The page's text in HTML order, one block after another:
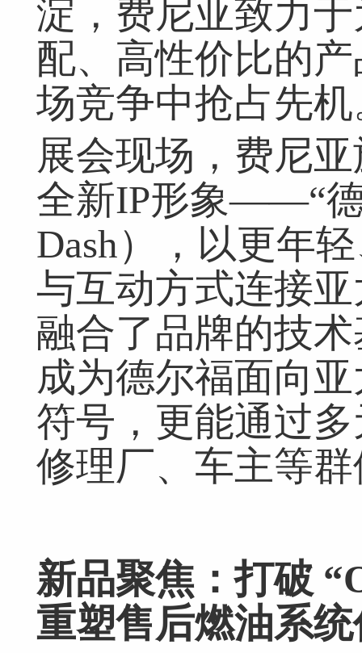
淀，费尼亚致力
配、高性价比的
场竞争中抢占先
展会现场，费尼
全新IP形象——“
Dash），以更年
与互动方式连接
融合了品牌的技
成为德尔福面向
符号，更能通过
修理厂、车主等
新品聚焦 ：打破
重塑售后燃油系